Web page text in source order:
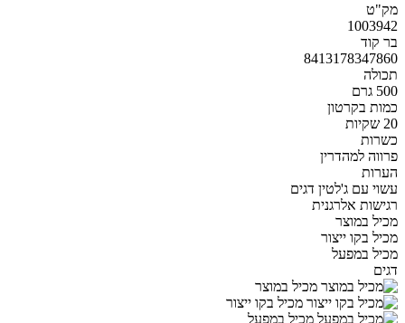
מק"ט
1003942
בר קוד
8413178347860
תכולה
500 גרם
כמות בקרטון
20 שקיות
כשרות
פרווה למהדרין
הערות
עשוי עם ג'לטין דגים
רגישות אלרגנית
מכיל במוצר
מכיל בקו ייצור
מכיל במפעל
דגים
מכיל במוצר
מכיל בקו ייצור
מכיל במפעל